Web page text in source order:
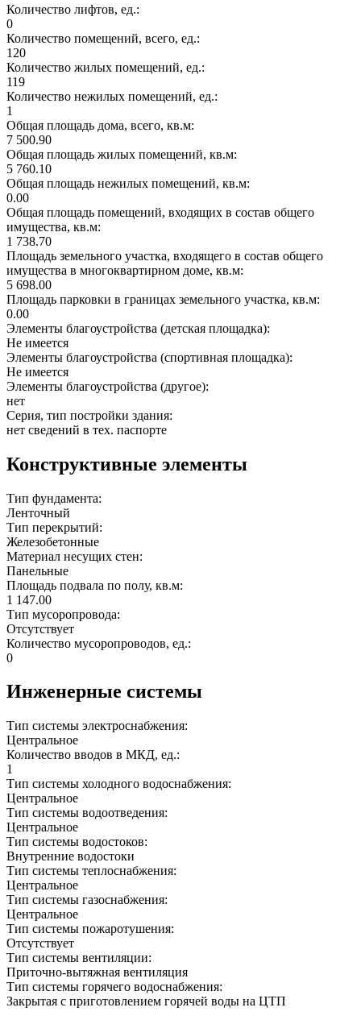
Количество лифтов, ед.:
0
Количество помещений, всего, ед.:
120
Количество жилых помещений, ед.:
119
Количество нежилых помещений, ед.:
1
Общая площадь дома, всего, кв.м:
7 500.90
Общая площадь жилых помещений, кв.м:
5 760.10
Общая площадь нежилых помещений, кв.м:
0.00
Общая площадь помещений, входящих в состав общего
имущества, кв.м:
1 738.70
Площадь земельного участка, входящего в состав общего
имущества в многоквартирном доме, кв.м:
5 698.00
Площадь парковки в границах земельного участка, кв.м:
0.00
Элементы благоустройства (детская площадка):
Не имеется
Элементы благоустройства (спортивная площадка):
Не имеется
Элементы благоустройства (другое):
нет
Серия, тип постройки здания:
нет сведений в тех. паспорте
Конструктивные элементы
Тип фундамента:
Ленточный
Тип перекрытий:
Железобетонные
Материал несущих стен:
Панельные
Площадь подвала по полу, кв.м:
1 147.00
Тип мусоропровода:
Отсутствует
Количество мусоропроводов, ед.:
0
Инженерные системы
Тип системы электроснабжения:
Центральное
Количество вводов в МКД, ед.:
1
Тип системы холодного водоснабжения:
Центральное
Тип системы водоотведения:
Центральное
Тип системы водостоков:
Внутренние водостоки
Тип системы теплоснабжения:
Центральное
Тип системы газоснабжения:
Центральное
Тип системы пожаротушения:
Отсутствует
Тип системы вентиляции:
Приточно-вытяжная вентиляция
Тип системы горячего водоснабжения:
Закрытая с приготовлением горячей воды на ЦТП